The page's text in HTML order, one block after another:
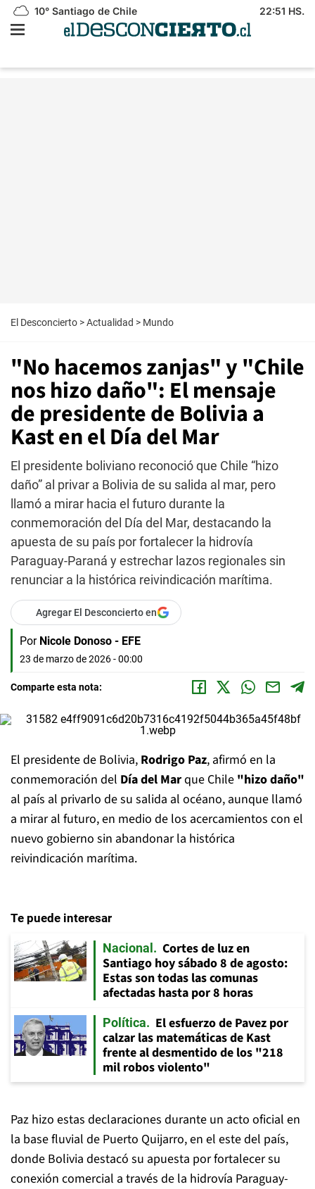
10° Santiago de Chile 22:51 HS.
El Desconcierto >Actualidad > Mundo
"No hacemos zanjas" y "Chile
nos hizo daño": El mensaje
de presidente de Bolivia a
Kast en el Día del Mar
El presidente boliviano reconoció que Chile “hizo
daño” al privar a Bolivia de su salida al mar, pero
llamó a mirar hacia el futuro durante la
conmemoración del Día del Mar, destacando la
apuesta de su país por fortalecer la hidrovía
Paraguay-Paraná y estrechar lazos regionales sin
renunciar a la histórica reivindicación marítima.
Agregar El Desconcierto en
Por Nicole Donoso - EFE
23 de marzo de 2026 - 00:00
Comparte esta nota:
El presidente de Bolivia, Rodrigo Paz, afirmó en la
conmemoración del Día del Marque Chile "hizo daño"
al país al privarlo de su salida al océano, aunque llamó
a mirar al futuro, en medio de los acercamientos con el
nuevo gobierno sin abandonar la histórica
reivindicación marítima.
Te puede interesar
Nacional
Cortes de luz en
Santiago hoy sábado 8 de agosto:
Estas son todas las comunas
afectadas hasta por 8 horas
Política
El esfuerzo de Pavez por
calzar las matemáticas de Kast
frente al desmentido de los "218
mil robos violento"
Paz hizo estas declaraciones durante un acto oficial en
la base fluvial de Puerto Quijarro, en el este del país,
donde Bolivia destacó su apuesta por fortalecer su
conexión comercial a través de la hidrovía Paraguay-